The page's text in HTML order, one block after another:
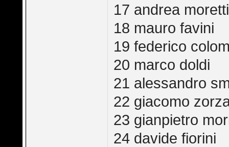
17 andrea moretti
18 mauro favini
19 federico
20 marco doldi
21 alessandro
22 giacomo
23 gianpietro
24 davide fiorini